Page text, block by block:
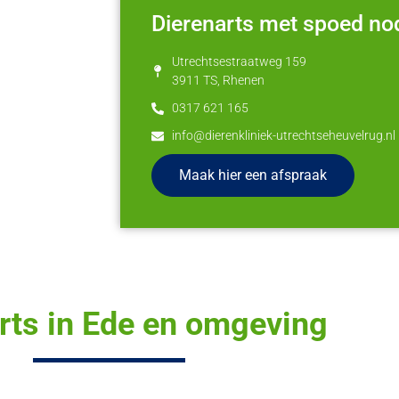
Dierenarts met spoed
Utrechtsestraatweg 159
3911 TS, Rhenen
0317 621 165
info@dierenkliniek-utrechtseheuvelrug.nl
Maak hier een afspraak
in Ede en omgeving